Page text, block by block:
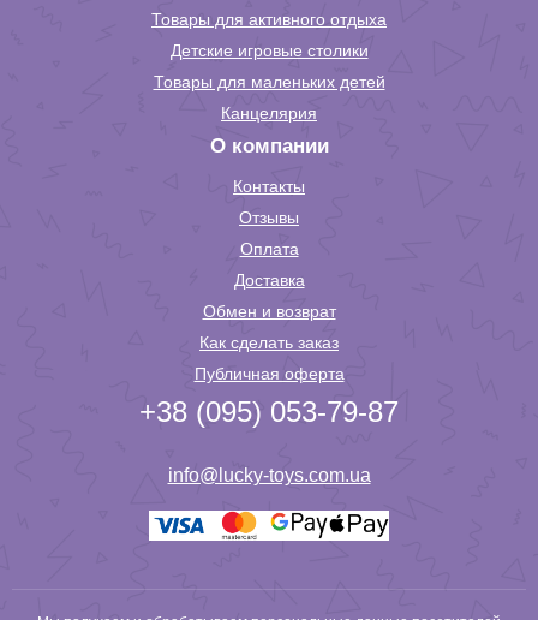
Товары для активного отдыха
Детские игровые столики
Товары для маленьких детей
Канцелярия
О компании
Контакты
Отзывы
Оплата
Доставка
Обмен и возврат
Как сделать заказ
Публичная оферта
+38 (095) 053-79-87
info@lucky-toys.com.ua